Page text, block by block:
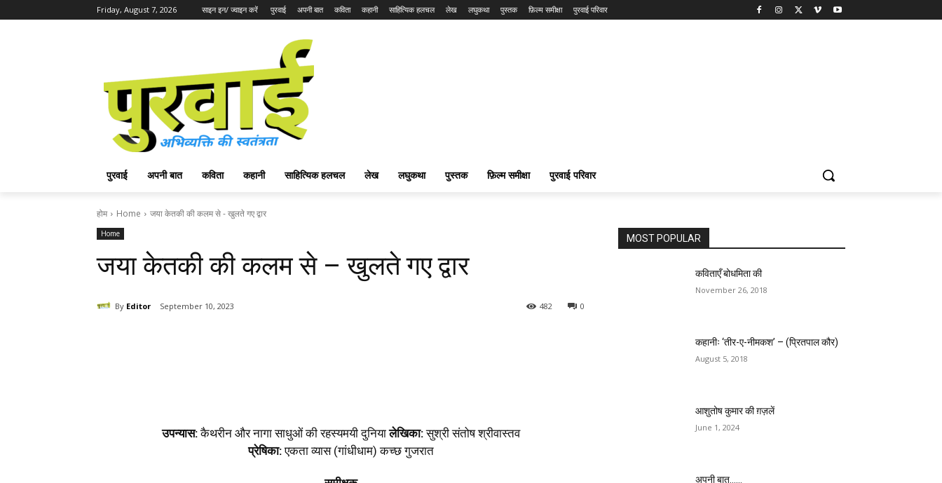
Friday, August 7, 2026 साइन इन/ ज्वाइन करें पुरवाई अपनी बात कविता कहानी साहित्यिक हलचल लेख लघुकथा पुस्तक फ़िल्म समीक्षा पुरवाई परिवार
पुरवाई अपनी बात कविता कहानी साहित्यिक हलचल लेख लघुकथा पुस्तक फ़िल्म समीक्षा पुरवाई परिवार
होम Home जया केतकी की कलम से - खुलते गए द्वार
Home
जया केतकी की कलम से – खुलते गए द्वार
By Editor September 10, 2023 0
482
उपन्यास:कैथरीन और नागा साधुओं की रहस्यमयी दुनियालेखिका:सुश्री संतोष श्रीवास्तव
प्रेषिका:एकता व्यास (गांधीधाम) कच्छ गुजरात
MOST POPULAR
कविताएँ बोधमिता की
November 26, 2018
कहानीः ‘तीर-ए-नीमकश’ – (प्रितपाल कौर)
August 5, 2018
आशुतोष कुमार की ग़ज़लें
June 1, 2024
अपनी बात……